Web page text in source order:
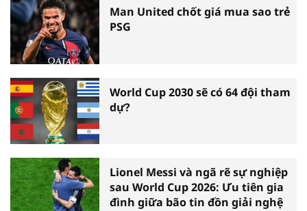
Man United chốt giá mua sao trẻ
PSG
World Cup 2030 sẽ có 64 đội tham
dự?
Lionel Messi và ngã rẽ sự nghiệp
sau World Cup 2026: Ưu tiên gia
đình giữa bão tin đồn giải nghệ